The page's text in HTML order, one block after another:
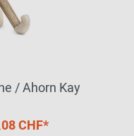
/ Ahorn Kay
CHF*